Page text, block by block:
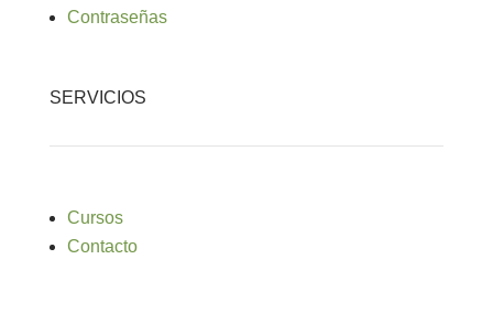
Contraseñas
SERVICIOS
Cursos
Contacto